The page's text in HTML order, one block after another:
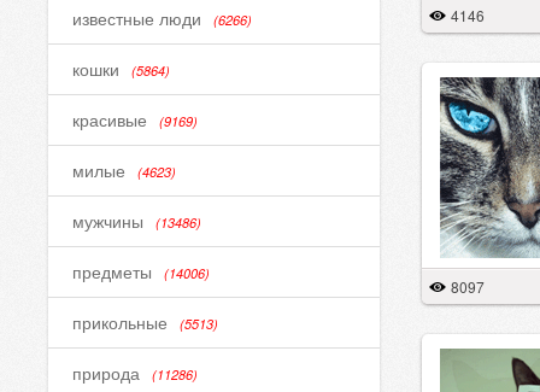
известные люди (6266)
кошки (5864)
красивые (9169)
милые (4623)
мужчины (13486)
предметы (14006)
прикольные (5513)
природа (11286)
4146
8097